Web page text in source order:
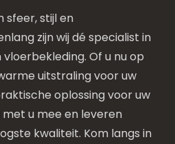
sfeer, stijl en
zijn wij dé specialist in
Of u nu op
uitstraling voor uw
oplossing voor uw
u mee en leveren
kwaliteit. Kom langs in